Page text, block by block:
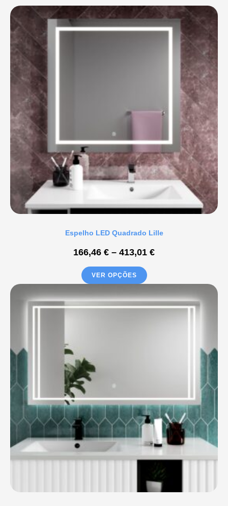
Espelho LED Quadrado Lille
166,46 € – 413,01 €
VER OPÇÕES